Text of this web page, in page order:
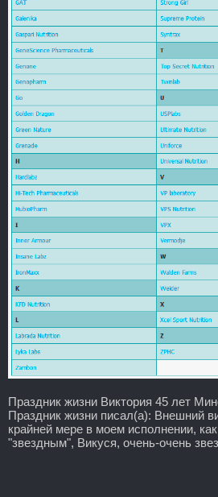
Праздник жизни Виктория 45 лет
Праздник жизни писал(а): Внешний
крайней мере в моем исполнении,
"звездным", Викуся, очень-очень